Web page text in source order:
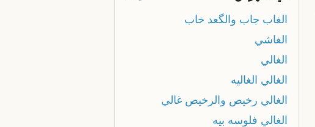
الغاب جاب والگعد خاب
الغاشي
الغالي
الغالي الغاليه
الغالي رخيص والرخيص غالي
الغالي فلوسه بيه